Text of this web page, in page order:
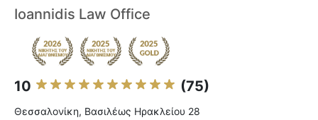
Ioannidis Law Office
10 (75)
Θεσσαλονίκη, Βασιλέως Ηρακλείου 28